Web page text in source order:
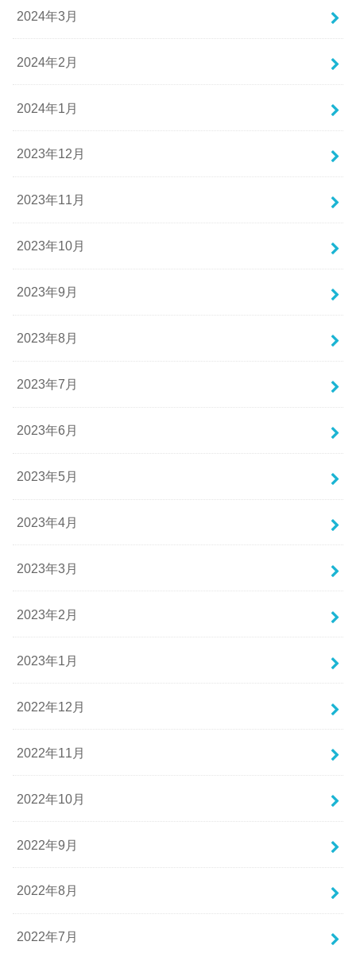
2024年3月
2024年2月
2024年1月
2023年12月
2023年11月
2023年10月
2023年9月
2023年8月
2023年7月
2023年6月
2023年5月
2023年4月
2023年3月
2023年2月
2023年1月
2022年12月
2022年11月
2022年10月
2022年9月
2022年8月
2022年7月